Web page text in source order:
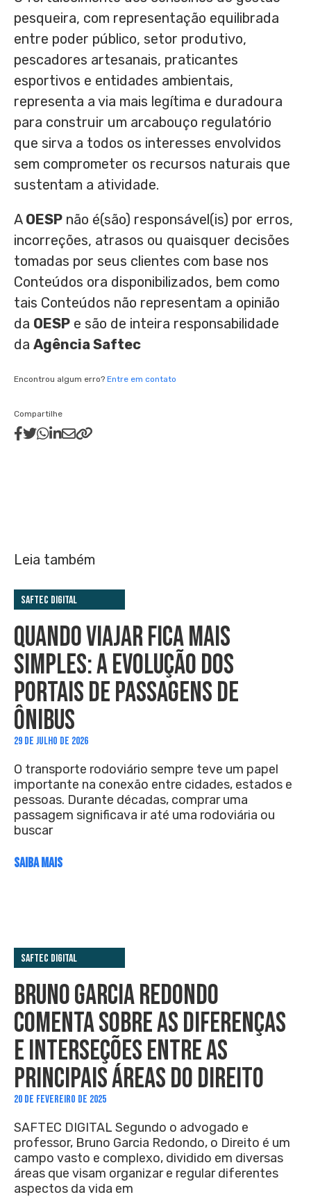
pesqueira, com representação equilibrada
entre poder público, setor produtivo,
pescadores artesanais, praticantes
esportivos e entidades ambientais,
representa a via mais legítima e duradoura
para construir um arcabouço regulatório
que sirva a todos os interesses envolvidos
sem comprometer os recursos naturais que
sustentam a atividade.
A OESP não é(são) responsável(is) por erros,
incorreções, atrasos ou quaisquer decisões
tomadas por seus clientes com base nos
Conteúdos ora disponibilizados, bem como
tais Conteúdos não representam a opinião
da OESP e são de inteira responsabilidade
da Agência Saftec
Encontrou algum erro? Entre em contato
Compartilhe
Leia também
Saftec Digital
QUANDO VIAJAR FICA MAIS
SIMPLES: A EVOLUÇÃO DOS
PORTAIS DE PASSAGENS DE
ÔNIBUS
29 DE JULHO DE 2026
O transporte rodoviário sempre teve um papel
importante na conexão entre cidades, estados e
pessoas. Durante décadas, comprar uma
passagem significava ir até uma rodoviária ou
buscar
SAIBA MAIS
Saftec Digital
BRUNO GARCIA REDONDO
COMENTA SOBRE AS DIFERENÇAS
E INTERSEÇÕES ENTRE AS
PRINCIPAIS ÁREAS DO DIREITO
20 DE FEVEREIRO DE 2025
SAFTEC DIGITAL Segundo o advogado e
professor, Bruno Garcia Redondo, o Direito é um
campo vasto e complexo, dividido em diversas
áreas que visam organizar e regular diferentes
aspectos da vida em